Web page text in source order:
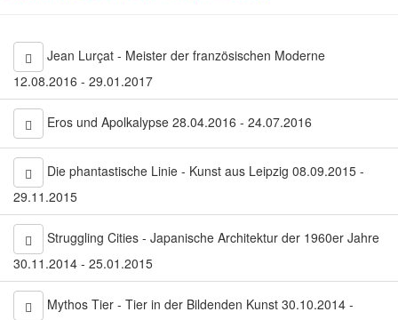
Jean Lurçat - Meister der französischen Moderne
12.08.2016 - 29.01.2017
Eros und Apolkalypse 28.04.2016 - 24.07.2016
Die phantastische Linie - Kunst aus Leipzig 08.09.2015 -
29.11.2015
Struggling Cities - Japanische Architektur der 1960er Jahre
30.11.2014 - 25.01.2015
Mythos Tier - Tier in der Bildenden Kunst 30.10.2014 -